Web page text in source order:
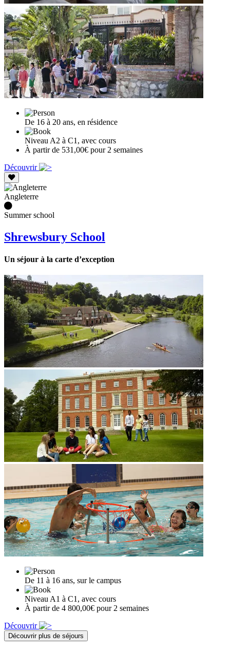
De 16 à 20 ans, en résidence
Niveau A2 à C1, avec cours
À partir de 531,00€ pour 2 semaines
Découvrir
Angleterre
Summer school
Shrewsbury School
Un séjour à la carte d’exception
De 11 à 16 ans, sur le campus
Niveau A1 à C1, avec cours
À partir de 4 800,00€ pour 2 semaines
Découvrir
Découvrir plus de séjours